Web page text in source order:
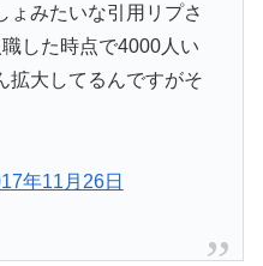
ょみたいな引用リプさ
した時点で4000人い
拡大してるんですがそ
年11月26日